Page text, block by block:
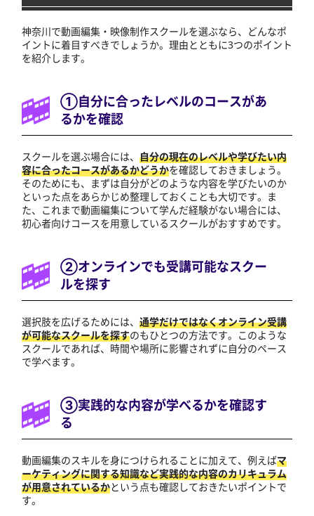
神奈川で動画編集・映像制作スクールを選ぶなら、どんなポ
イントに着目すべきでしょうか。理由とともに3つのポイント
を紹介します。
①自分に合ったレベルのコースがあ
るかを確認
スクールを選ぶ場合には、 自分の現在のレベルや学びたい内
容に合ったコースがあるかどうかを確認しておきましょう。
そのためにも、まずは自分がどのような内容を学びたいのか
といった点をあらかじめ整理しておくことも大切です。ま
た、これまで動画編集について学んだ経験がない場合には、
初心者向けコースを用意しているスクールがおすすめです。
②オンラインでも受講可能なスクー
ルを探す
選択肢を広げるためには、 通学だけではなくオンライン受講
が可能なスクールを探すのもひとつの方法です。このような
スクールであれば、時間や場所に影響されずに自分のペース
で学べます。
③実践的な内容が学べるかを確認す
る
動画編集のスキルを身につけられることに加えて、例えばマ
ーケティングに関する知識など実践的な内容のカリキュラム
が用意されているかという点も確認しておきたいポイントで
す。